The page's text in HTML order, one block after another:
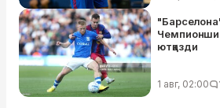
ютқазди
1 авг, 02:00